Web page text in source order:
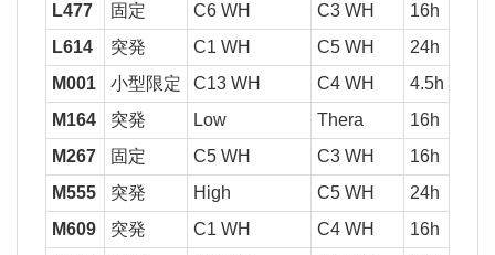
L477
固定 C6 WH C3 WH 16h
L614
突発 C1 WH C5 WH 24h
M001
小型限定 C13 WH C4 WH
4.5h
M164
突発 Low Thera 16h
M267
固定 C5 WH C3 WH 16h
M555
突発 High C5 WH 24h
M609
突発 C1 WH C4 WH 16h